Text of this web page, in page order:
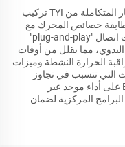
تُبسط مجموعات محركات الطائرات بدون طيار المتكاملة من TYI تركيب
خصائص المحرك مع
برامج التحكم المُحسّنة مسبقًا. يُزيل الموصلات اتصال "plug-and-play"
والإعدادات المسبقة لـ PID الحاجة للتuning اليدوي، مما يقلل من أوقات
تصل إلى 60%. توفر مراقبة الحرارة النشطة وميزات
التي تتسبب في تجاوز
التيار. يحصل مصنعو الطائرات بدون طيار B2B على أداء موحد عبر
المركزية لضمان